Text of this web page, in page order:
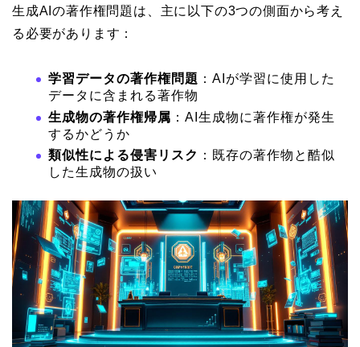
生成AIの著作権問題は、主に以下の3つの側面から考え
る必要があります：
学習データの著作権問題 ：AIが学習に使用した
データに含まれる著作物
生成物の著作権帰属 ：AI生成物に著作権が発生
するかどうか
類似性による侵害リスク ：既存の著作物と酷似
した生成物の扱い